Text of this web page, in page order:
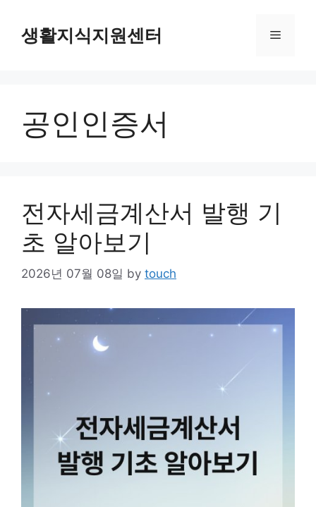
content생활지식지원센터 Menu
공인인증서
전자세금계산서 발행 기
초 알아보기
2026년 07월 08일 by touch